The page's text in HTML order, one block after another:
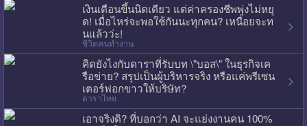
เงินเดือนขึ้นนิดเดียว แต่ค่าครองชีพพุ่งไม่หยุ
ด! เมื่อไหร่จะพอใช้กันนะทุกคน? เหนื่อยจะท
นแล้วว่ะ!
ชีวิตคนทำงาน
คิดยังไงกับดาราที่รับบท \"บอส\" ในธุรกิจเค
รือข่าย? สรุปเป็นผู้บริหารจริง หรือแค่พรีเซน
เตอร์ฟอกขาวให้บริษัท?
ดาราไทย
เอาจริงดิ? ที่บอกว่า AI จะแย่งงานคน 100%